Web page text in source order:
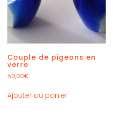
Couple de pigeons en
verre
50,00€
Ajouter au panier